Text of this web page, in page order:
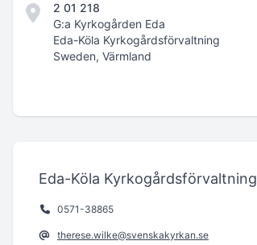
2 01 218
G:a Kyrkogården Eda
Eda-Köla Kyrkogårdsförvaltning
Sweden, Värmland
Eda-Köla Kyrkogårdsförvaltning
0571-38865
therese.wilke@svenskakyrkan.se